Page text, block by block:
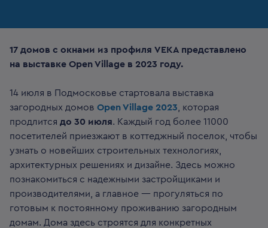
17 домов с окнами из профиля VEKA представлено
на выставке Open Village в 2023 году.
14 июля в Подмосковье стартовала выставка
загородных домов Open Village 2023 , которая
продлится до 30 июля. Каждый год более 11000
посетителей приезжают в коттеджный поселок, чтобы
узнать о новейших строительных технологиях,
архитектурных решениях и дизайне. Здесь можно
познакомиться с надежными застройщиками и
производителями, а главное — прогуляться по
готовым к постоянному проживанию загородным
домам. Дома здесь строятся для конкретных